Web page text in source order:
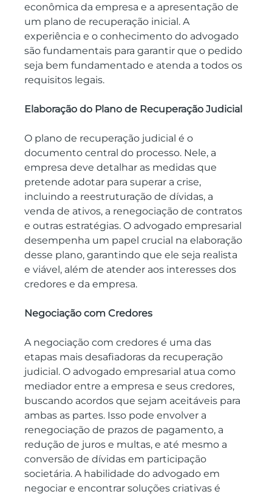
econômica da empresa e a apresentação de
um plano de recuperação inicial. A
experiência e o conhecimento do advogado
são fundamentais para garantir que o pedido
seja bem fundamentado e atenda a todos os
requisitos legais.
Elaboração do Plano de Recuperação Judicial
O plano de recuperação judicial é o
documento central do processo. Nele, a
empresa deve detalhar as medidas que
pretende adotar para superar a crise,
incluindo a reestruturação de dívidas, a
venda de ativos, a renegociação de contratos
e outras estratégias. O advogado empresarial
desempenha um papel crucial na elaboração
desse plano, garantindo que ele seja realista
e viável, além de atender aos interesses dos
credores e da empresa.
Negociação com Credores
A negociação com credores é uma das
etapas mais desafiadoras da recuperação
judicial. O advogado empresarial atua como
mediador entre a empresa e seus credores,
buscando acordos que sejam aceitáveis para
ambas as partes. Isso pode envolver a
renegociação de prazos de pagamento, a
redução de juros e multas, e até mesmo a
conversão de dívidas em participação
societária. A habilidade do advogado em
negociar e encontrar soluções criativas é